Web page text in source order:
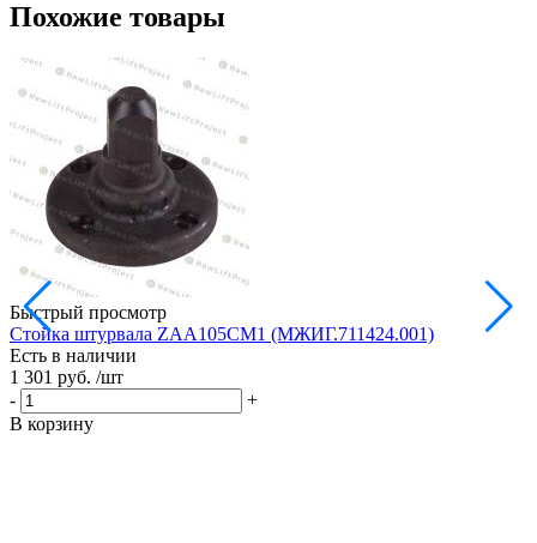
Похожие товары
Быстрый просмотр
Стойка штурвала ZAA105CM1 (МЖИГ.711424.001)
Есть в наличии
1 301 руб. /шт
-
+
В корзину